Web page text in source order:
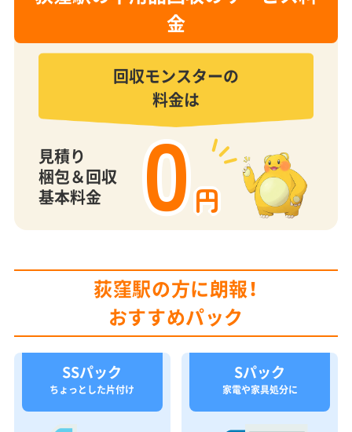
金
回収モンスターの
料金は
見積り
梱包＆回収
基本料金
0円
荻窪駅の方に朗報！
おすすめパック
SSパック
ちょっとした片付け
Sパック
家電や家具処分に